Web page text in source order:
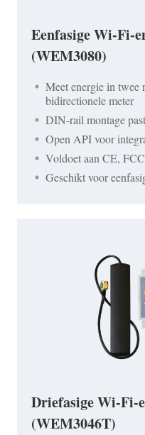
Eenfasige Wi-Fi-
(WEM3080)
Meet energie in twee
bidirectionele meter
DIN-rail montage
Open API voor
Voldoet aan CE,
Geschikt voor
Driefasige Wi-Fi-
(WEM3046T)